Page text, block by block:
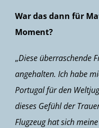
War das dann für
Moment?
„Diese überraschende
angehalten. Ich habe
Portugal für den
dieses Gefühl der
Flugzeug hat sich